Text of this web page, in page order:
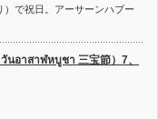
で祝日。アーサーンハブー
นอาสาฬหบูชา 三宝節）7、